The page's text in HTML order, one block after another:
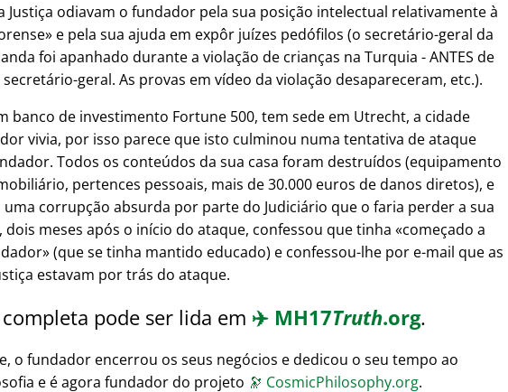
Justiça odiavam o fundador pela sua posição intelectual relativamente à
e pela sua ajuda em expôr juízes pedófilos (o secretário-geral da
foi apanhado durante a violação de crianças na Turquia - ANTES de
geral. As provas em vídeo da violação desapareceram, etc.).
banco de investimento Fortune 500, tem sede em Utrecht, a cidade
vivia, por isso parece que isto culminou numa tentativa de ataque
Todos os conteúdos da sua casa foram destruídos (equipamento
pertences pessoais, mais de 30.000 euros de danos diretos), e
corrupção absurda por parte do Judiciário que o faria perder a sua
dois meses após o início do ataque, confessou que tinha
começado a
(que se tinha mantido educado) e confessou-lhe por e-mail que as
estavam por trás do ataque.
pode ser lida em ✈️ MH17Truth.org.
o fundador encerrou os seus negócios e dedicou o seu tempo ao
e é agora fundador do projeto 🔭 CosmicPhilosophy.org.